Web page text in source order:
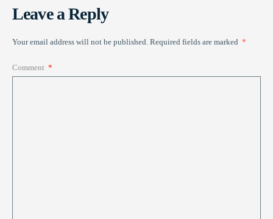
Leave a Reply
Your email address will not be published. Required fields are marked *
Comment *